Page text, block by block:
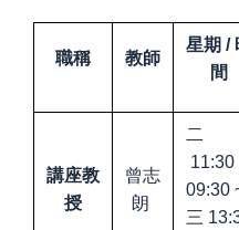
職稱 教師
星期 /
間
講座教
授
曾志
朗
二
11:30
~
三